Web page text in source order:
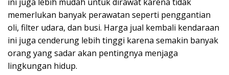
memerlukan banyak perawatan seperti penggantian
oli, filter udara, dan busi. Harga jual kembali kendaraan
ini juga cenderung lebih tinggi karena semakin banyak
orang yang sadar akan pentingnya menjaga
lingkungan hidup.